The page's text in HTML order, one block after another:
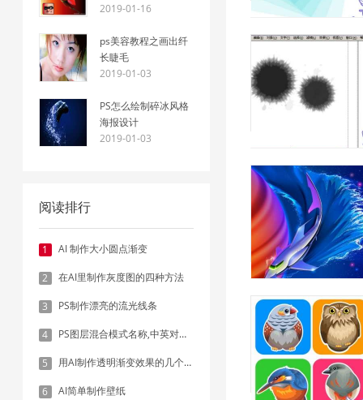
2019-01-16
ps美容教程之画出纤
长睫毛
2019-01-03
PS怎么绘制碎冰风格
海报设计
2019-01-03
阅读排行
1 AI 制作大小圆点渐变
2 在AI里制作灰度图的四种方法
3 PS制作漂亮的流光线条
4 PS图层混合模式名称,中英对照表
5 用AI制作透明渐变效果的几个方法
6 AI简单制作壁纸